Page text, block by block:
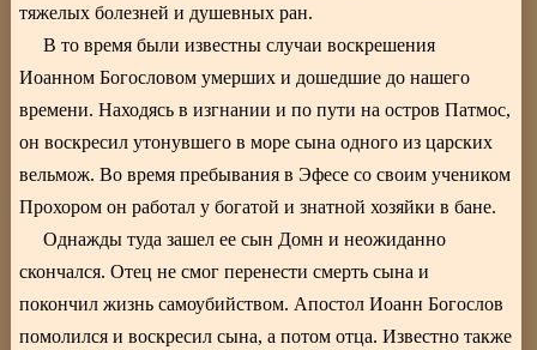
тяжелых болезней и душевных ран.
В то время были известны случаи воскрешения
Иоанном Богословом умерших и дошедшие до нашего
времени. Находясь в изгнании и по пути на остров Патмос,
он воскресил утонувшего в море сына одного из царских
вельмож. Во время пребывания в Эфесе со своим учеником
Прохором он работал у богатой и знатной хозяйки в бане.
Однажды туда зашел ее сын Домн и неожиданно
скончался. Отец не смог перенести смерть сына и
покончил жизнь самоубийством. Апостол Иоанн Богослов
помолился и воскресил сына, а потом отца. Известно также